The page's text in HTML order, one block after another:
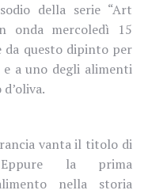
della serie “Art
onda mercoledì 15
da questo dipinto per
a uno degli alimenti
vanta il titolo di
la prima
nella storia